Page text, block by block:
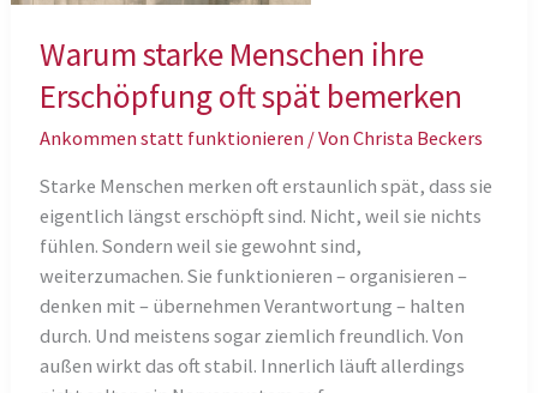
Warum starke Menschen ihre
Erschöpfung oft spät bemerken
Ankommen statt funktionieren / VonChrista Beckers
Starke Menschen merken oft erstaunlich spät, dass sie
eigentlich längst erschöpft sind. Nicht, weil sie nichts
fühlen. Sondern weil sie gewohnt sind,
weiterzumachen. Sie funktionieren – organisieren –
denken mit – übernehmen Verantwortung – halten
durch. Und meistens sogar ziemlich freundlich. Von
außen wirkt das oft stabil. Innerlich läuft allerdings